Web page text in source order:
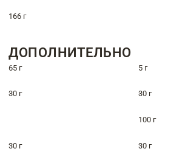
166 г
ДОПОЛНИТЕЛЬНО
65 г 5 г
30 г 30 г
100 г
30 г 30 г